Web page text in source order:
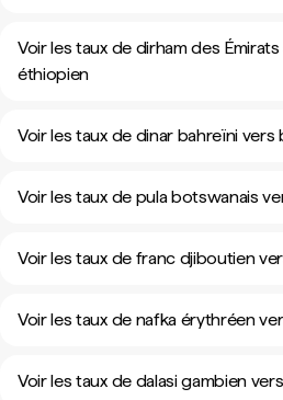
Voir les taux de dirham des
éthiopien
Voir les taux de dinar bahreïni
Voir les taux de pula botswanais
Voir les taux de franc djiboutien
Voir les taux de nafka érythréen
Voir les taux de dalasi gambien